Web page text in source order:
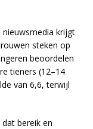
krijgt
steken op
beoordelen
tieners (12–14
van 6,6, terwijl
bereik en